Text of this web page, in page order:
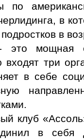
по
в
в
мощная
входят три
в себе
клуб
в себя